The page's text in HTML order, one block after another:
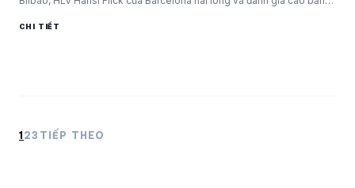
CHI TIẾT
Phân
1 23 TIẾP THEO